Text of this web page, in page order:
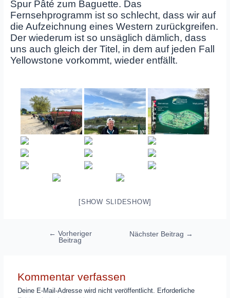
Spur Pâté zum Baguette. Das
Fernsehprogramm ist so schlecht, dass wir auf
die Aufzeichnung eines Western zurückgreifen.
Der wiederum ist so unsäglich dämlich, dass
uns auch gleich der Titel, in dem auf jeden Fall
Yellowstone vorkommt, wieder entfällt.
[SHOW SLIDESHOW]
Beitragsnavigation
← Vorheriger
Beitrag
Nächster Beitrag →
Kommentar verfassen
Deine E-Mail-Adresse wird nicht veröffentlicht. Erforderliche